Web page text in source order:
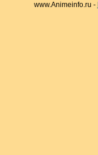
www.Animeinfo.ru -